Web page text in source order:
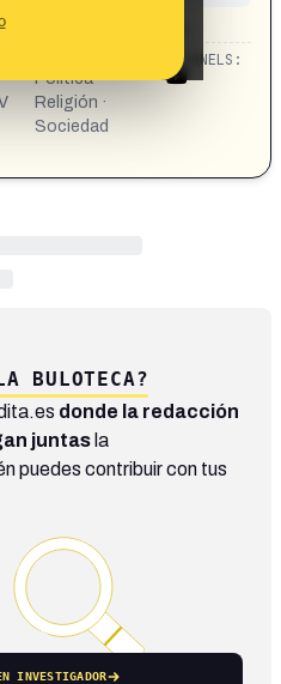
Política ·
Religión ·
Sociedad
CHANNELS:
BULOTECA?
donde la redacción
juntas la
puedes contribuir con tus
INVESTIGADOR